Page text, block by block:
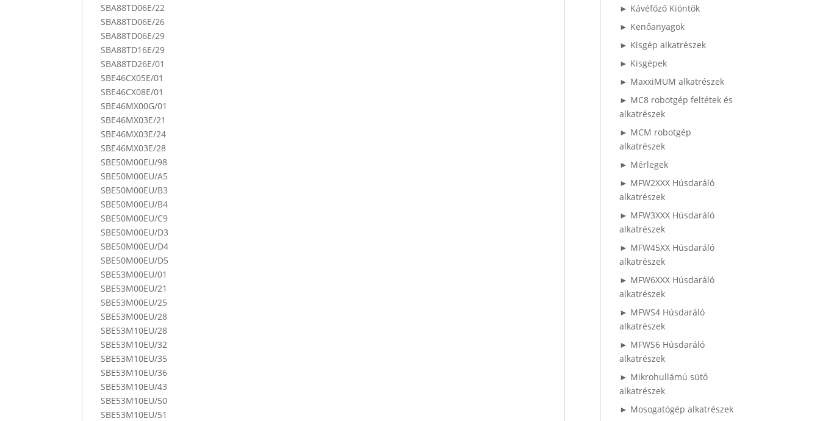
SBA88TD06E/22
SBA88TD06E/26
SBA88TD06E/29
SBA88TD16E/29
SBA88TD26E/01
SBE46CX05E/01
SBE46CX08E/01
SBE46MX00G/01
SBE46MX03E/21
SBE46MX03E/24
SBE46MX03E/28
SBE50M00EU/98
SBE50M00EU/A5
SBE50M00EU/B3
SBE50M00EU/B4
SBE50M00EU/C9
SBE50M00EU/D3
SBE50M00EU/D4
SBE50M00EU/D5
SBE53M00EU/01
SBE53M00EU/21
SBE53M00EU/25
SBE53M00EU/28
SBE53M10EU/28
SBE53M10EU/32
SBE53M10EU/35
SBE53M10EU/36
SBE53M10EU/43
SBE53M10EU/50
SBE53M10EU/51
► Kávéfőző Kiöntők
► Kenőanyagok
► Kisgép alkatrészek
► Kisgépek
► MaxxiMUM alkatrészek
► MC8 robotgép feltétek és
alkatrészek
► MCM robotgép
alkatrészek
► Mérlegek
► MFW2XXX Húsdaráló
alkatrészek
► MFW3XXX Húsdaráló
alkatrészek
► MFW45XX Húsdaráló
alkatrészek
► MFW6XXX Húsdaráló
alkatrészek
► MFWS4 Húsdaráló
alkatrészek
► MFWS6 Húsdaráló
alkatrészek
► Mikrohullámú sütő
alkatrészek
► Mosogatógép alkatrészek